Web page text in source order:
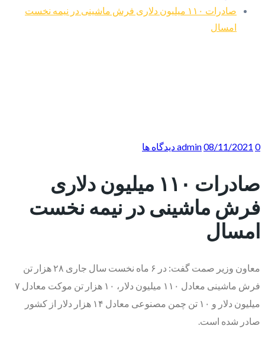
صادرات ۱۱۰ میلیون دلاری فرش ماشینی در نیمه نخست
امسال
admin08/11/2021 0 دیدگاه ها
صادرات ۱۱۰ میلیون دلاری
فرش ماشینی در نیمه نخست
امسال
معاون وزیر صمت گفت: در ۶ ماه نخست سال جاری ۲۸ هزار تن
فرش ماشینی معادل ۱۱۰ میلیون دلار، ۱۰ هزار تن موکت معادل ۷
میلیون دلار و ۱۰ تن چمن مصنوعی معادل ۱۴ هزار دلار از کشور
صادر شده است.